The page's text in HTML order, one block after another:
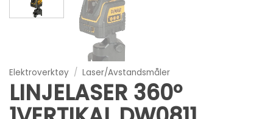
Elektroverktøy / Laser/Avstandsmåler
LINJELASER 360°